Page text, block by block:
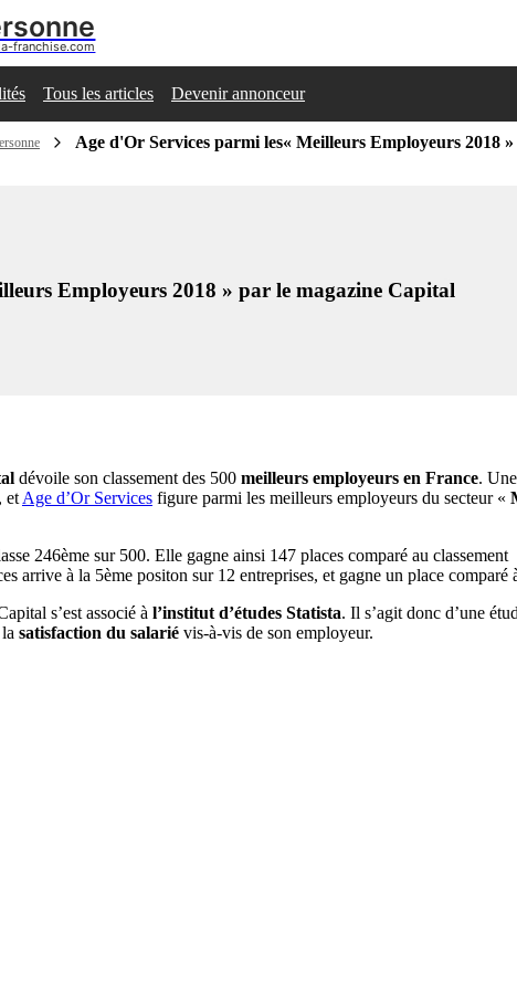
franchise.com
Tous les articles Devenir annonceur
Age d'Or Services parmi les« Meilleurs Employeurs 2018
Employeurs 2018 » par le magazine Capital
dévoile son classement des 500 meilleurs employeurs en France.
et Age d’Or Services figure parmi les meilleurs employeurs du secteur «
246ème sur 500. Elle gagne ainsi 147 places comparé au classement
arrive à la 5ème positon sur 12 entreprises, et gagne un place comparé
s’est associé à l’institut d’études Statista. Il s’agit donc d’une
satisfaction du salarié vis-à-vis de son employeur.